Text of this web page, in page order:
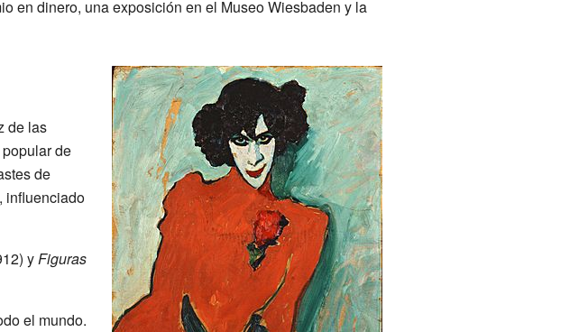
en dinero, una exposición en el Museo Wiesbaden y la
de las
de
de
influenciado
yFiguras
el mundo.